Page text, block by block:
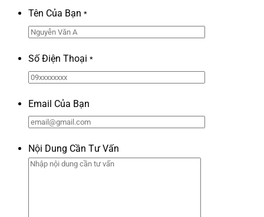
Tên Của Bạn *
Số Điện Thoại *
Email Của Bạn
Nội Dung Cần Tư Vấn